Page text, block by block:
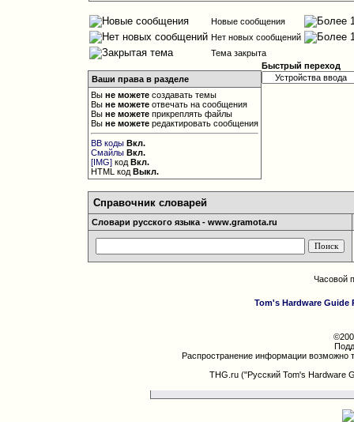
Новые сообщения
Нет новых сообщений
Тема закрыта
Ваши права в разделе
Выне можете создавать темы
Выне можете отвечать на сообщения
Выне можете прикреплять файлы
Выне можете редактировать сообщения
BB коды Вкл.
Смайлы Вкл.
[IMG] кодВкл.
HTML кодВыкл.
Быстрый переход
Справочник словарей
Словари русского языка - www.gramota.ru
Часовой
Tom's Hardware Guide
Распространение информации возможно
THG.ru ("Русский Tom's Hardware